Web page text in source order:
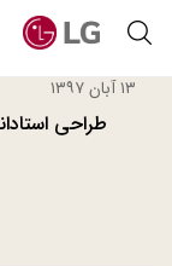
۱۳ آبان ۱۳۹۷